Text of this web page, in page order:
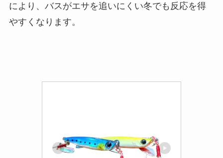
により、バスがエサを追いにくい冬でも反応を得
やすくなります。